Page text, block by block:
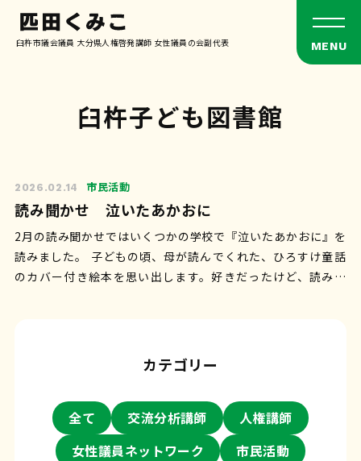
臼杵市議会議員 大分県人権啓発講師 女性議員の会副代表
臼杵子ども図書館
2026.02.14 市民活動
読み聞かせ 泣いたあかおに
2月の読み聞かせではいくつかの学校で『泣いたあかおに』を
読みました。 子どもの頃、母が読んでくれた、ひろすけ童話
のカバー付き絵本を思い出します。好きだったけど、読み終
カテゴリー
全て 交流分析講師
人権講師
女性議員ネットワーク
市民活動